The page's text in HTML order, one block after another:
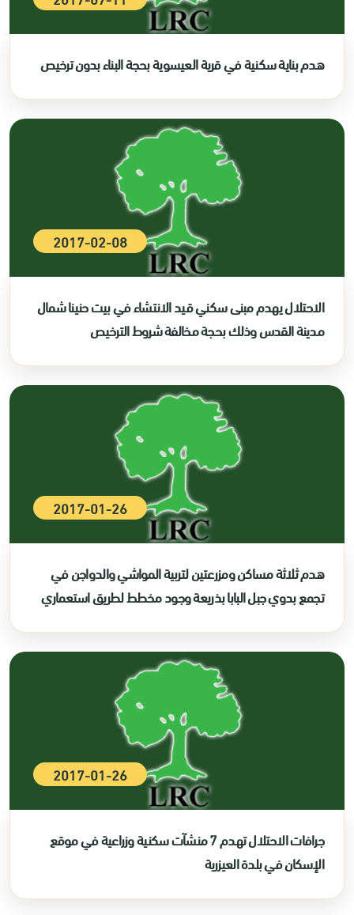
هدم بناية سكنية في قرية العيسوية بحجة البناء بدون ترخيص
2017-02-08
الاحتلال يهدم مبنى سكني قيد الانتشاء في بيت حنينا شمال
مدينة القدس وذلك بحجة مخالفة شروط الترخيص
2017-01-26
هدم ثلاثة مساكن ومزرعتين لتربية المواشي والدواجن في
تجمع بدوي جبل البابا بذريعة وجود مخطط لطريق استعماري
2017-01-26
جرافات الاحتلال تهدم 7 منشآت سكنية وزراعية في موقع
الإسكان في بلدة العيزرية